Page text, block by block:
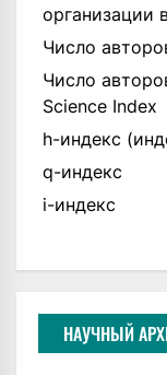
организации
Число
Число
Science Index
h-индекс
q-индекс
i-индекс
НАУЧНЫЙ